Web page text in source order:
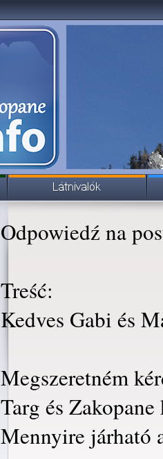
Odpowiedź na
Treść:
Kedves Gabi és
Megszeretném
Targ és
Mennyire járható